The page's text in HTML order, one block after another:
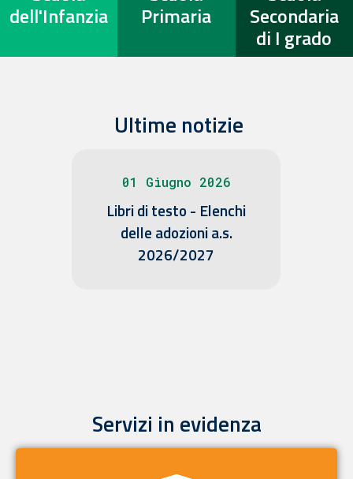
dell'Infanzia Primaria Secondaria
di I grado
Ultime notizie
01 Giugno 2026
Libri di testo - Elenchi
delle adozioni a.s.
2026/2027
Servizi in evidenza